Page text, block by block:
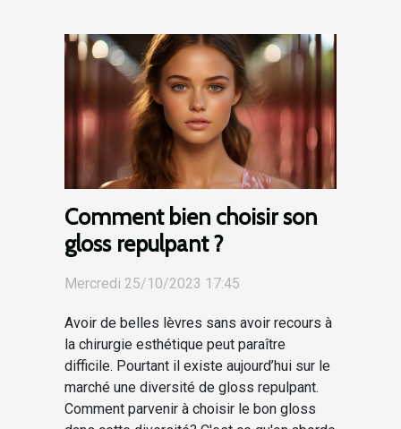
Comment bien choisir son
gloss repulpant ?
Mercredi 25/10/2023 17:45
Avoir de belles lèvres sans avoir recours à
la chirurgie esthétique peut paraître
difficile. Pourtant il existe aujourd’hui sur le
marché une diversité de gloss repulpant.
Comment parvenir à choisir le bon gloss